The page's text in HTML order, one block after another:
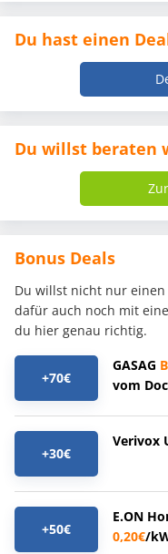
Du hast einen
Du willst beraten
Bonus Deals
Du willst nicht nur
dafür auch noch mit
du hier genau richtig.
+70€
GASAG
vom
+30€
Verivox
+50€
E.ON
0,20€/